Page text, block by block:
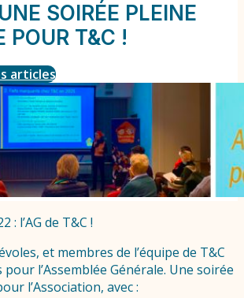
SOIRÉE PLEINE
POUR T&C !
articles
: l’AG de T&C !
et membres de l’équipe de T&C
l’Assemblée Générale. Une soirée
l’Association, avec :